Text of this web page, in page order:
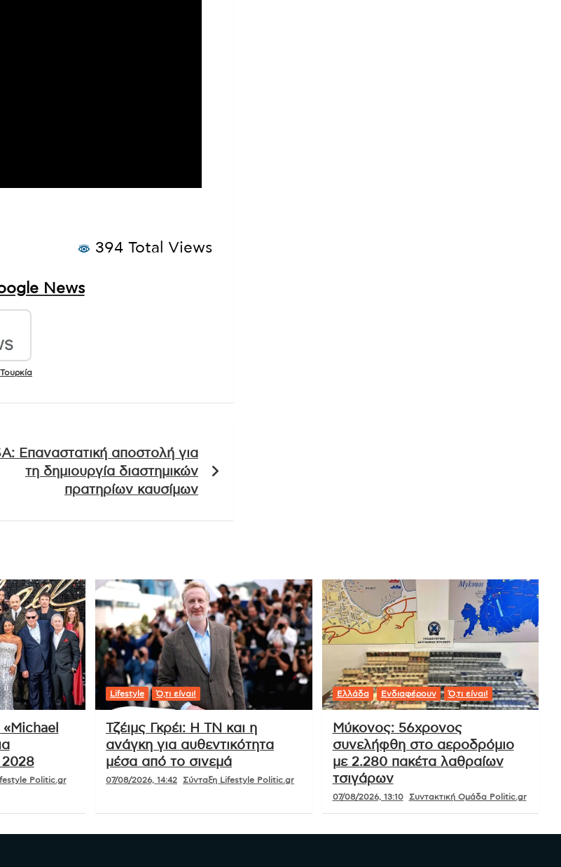
394 Total Views
News
Τουρκία
Επαναστατική αποστολή για
τη δημιουργία διαστημικών
πρατηρίων καυσίμων
Politic.gr
Lifestyle Ό,τι είναι!
Τζέιμς Γκρέι: Η ΤΝ και η
ανάγκη για αυθεντικότητα
μέσα από το σινεμά
07/08/2026, 14:42 Σύνταξη Lifestyle Politic.gr
Ελλάδα Ενδιαφέρουν Ό,τι είναι!
Μύκονος: 56χρονος
συνελήφθη στο αεροδρόμιο
με 2.280 πακέτα λαθραίων
τσιγάρων
07/08/2026, 13:10 Συντακτική Ομάδα Politic.gr